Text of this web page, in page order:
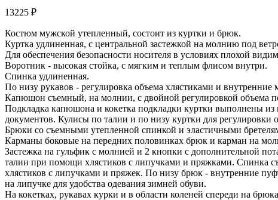
13225 ₽
Костюм мужской утепленный, состоит из куртки и брюк.
Куртка удлиненная, с центральной застежкой на молнию под
Для обеспечения безопасности носителя в условиях плохой
Воротник - высокая стойка, с мягким и теплым флисом внутри.
Спинка удлиненная.
По низу рукавов - регулировка объема хлястиками и
Капюшон съемный, на молнии, с двойной регулировкой объема
Подкладка капюшона и кокетка подкладки куртки выполнены
документов. Кулисы по талии и по низу куртки для регулировки
Брюки со съемными утепленной спинкой и эластичными
Карманы боковые на передних половинках брюк и карман на
Застежка на гульфик с молнией и 2 кнопки с дополнительной
талии при помощи хлястиков с липучками и пряжками. Спинка
хлястиков с липучками и пряжек. По низу брюк - внутренние
на липучке для удобства одевания зимней обуви.
На кокетках, рукавах курки и в области коленей спереди на